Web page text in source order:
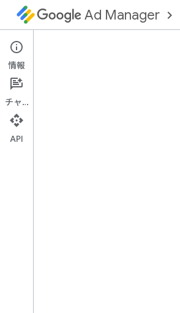
Ad Manager
Google Mobile Ads Flutter プラグイン
情報
チャット
API